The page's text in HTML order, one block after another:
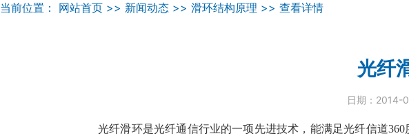
当前位置： 网站首页 >> 新闻动态 >> 滑环结构原理 >> 查看详情
光纤
日期： 2014-
光纤滑环是光纤通信行业的一项先进技术，能满足光纤信道